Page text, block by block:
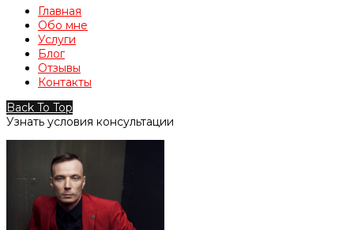
Главная
Обо мне
Услуги
Блог
Отзывы
Контакты
Back To Top
Узнать условия консультации